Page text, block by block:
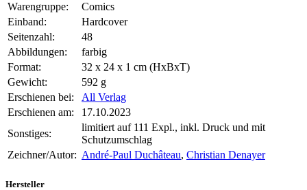
Warengruppe:
Comics
Einband:
Hardcover
Seitenzahl:
48
Abbildungen:
farbig
Format:
32 x 24 x 1 cm (HxBxT)
Gewicht:
592 g
Erschienen bei:
All Verlag
Erschienen am:
17.10.2023
Sonstiges:
limitiert auf 111 Expl., inkl. Druck und mit
Schutzumschlag
Zeichner/Autor: André-Paul Duchâteau, Christian Denayer
Hersteller